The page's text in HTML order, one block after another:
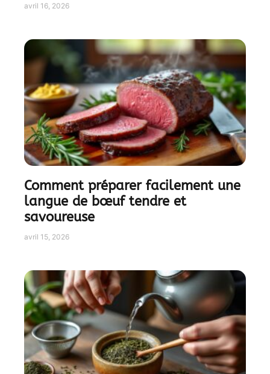
avril 16, 2026
Comment préparer facilement une
langue de bœuf tendre et
savoureuse
avril 15, 2026